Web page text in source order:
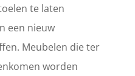
te laten
een nieuw
Meubelen die ter
worden